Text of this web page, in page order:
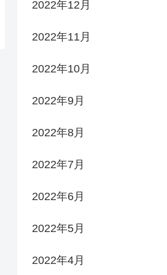
2022年12月
2022年11月
2022年10月
2022年9月
2022年8月
2022年7月
2022年6月
2022年5月
2022年4月